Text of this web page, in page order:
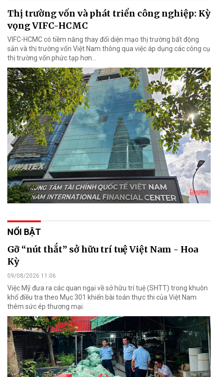
Thị trường vốn và phát triển công nghiệp: Kỳ
vọng VIFC-HCMC
VIFC-HCMC có tiềm năng thay đổi diện mạo thị trường bất động
sản và thị trường vốn Việt Nam thông qua việc áp dụng các công cụ
thị trường vốn phức tạp hơn...
NỔI BẬT
Gỡ “nút thắt” sở hữu trí tuệ Việt Nam - Hoa
Kỳ
09/08/2026 11:06
Việc Mỹ đưa ra các quan ngại về sở hữu trí tuệ (SHTT) trong khuôn
khổ điều tra theo Mục 301 khiến bài toán thực thi của Việt Nam
thêm sức ép thương mại.